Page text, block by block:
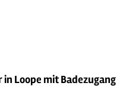
Loope mit Badezugang